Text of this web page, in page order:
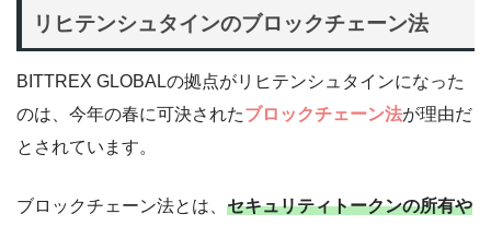
リヒテンシュタインのブロックチェーン法
BITTREX GLOBALの拠点がリヒテンシュタインになった
のは、今年の春に可決されたブロックチェーン法が理由だ
とされています。
ブロックチェーン法とは、 セキュリティトークンの所有や